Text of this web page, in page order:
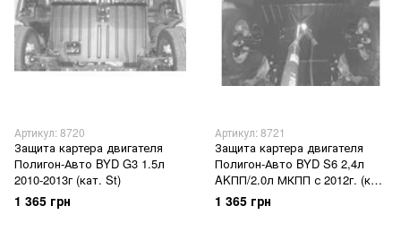
Артикул: 8720
Защита картера двигателя
Полигон-Авто BYD G3 1.5л
2010-2013г (кат. St)
1 365 грн
Артикул: 8721
Защита картера двигателя
Полигон-Авто BYD S6 2,4л
AKПП/2.0л МКПП с 2012г. (кат.
St)
1 365 грн